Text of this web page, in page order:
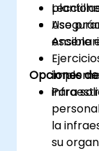
Ansible
Uso
Opciones
Para
la
su